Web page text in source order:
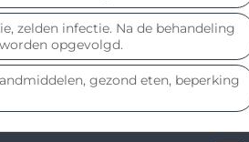
zelden infectie. Na de behandeling
opgevolgd.
gezond eten, beperking